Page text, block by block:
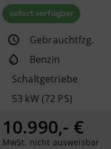
sofort verfügbar
Gebrauchtfzg.
Benzin
Schaltgetriebe
53 kW (72 PS)
10.990,- €
MwSt. nicht ausweisbar